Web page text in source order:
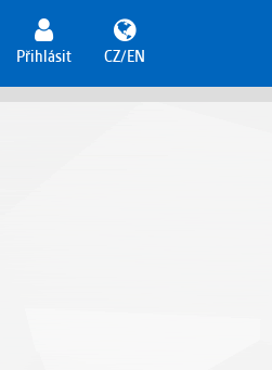
Přihlásit CZ/EN